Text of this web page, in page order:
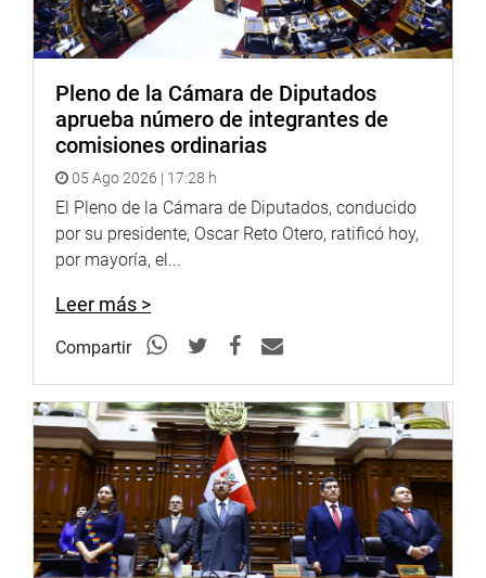
del titular de este poder del Estado, Luis Galarreta; y del
primer vicepresidente, Mario Mantilla.
CENTRO DE NOTICIAS
PRENSA-CONGRESO 11-1-18
Puede encontrar más información en nuestra página web
y redes sociales.
http://www4.congreso.gob.pe/heraldo/index.asp
http://www.congreso.gob.pe/
Facebook:https://goo.gl/s5t7XN
Pleno de la Cámara de Diputados
aprueba número de integrantes de
comisiones ordinarias
05 Ago 2026 | 17:28 h
El Pleno de la Cámara de Diputados, conducido
por su presidente, Oscar Reto Otero, ratificó hoy,
por mayoría, el...
Leer más >
Compartir